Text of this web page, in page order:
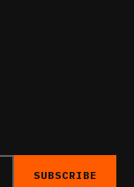
SUBSCRIBE